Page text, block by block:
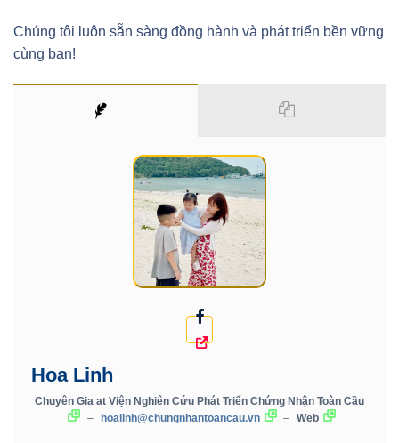
Chúng tôi luôn sẵn sàng đồng hành và phát triển bền vững
cùng bạn!
Hoa Linh
Chuyên Gia at Viện Nghiên Cứu Phát Triển Chứng Nhận Toàn Cầu
–
hoalinh@chungnhantoancau.vn – Web